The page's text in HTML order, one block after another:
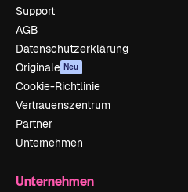
Support
AGB
Datenschutzerklärung
Originale Neu
Cookie-Richtlinie
Vertrauenszentrum
Partner
Unternehmen
Unternehmen